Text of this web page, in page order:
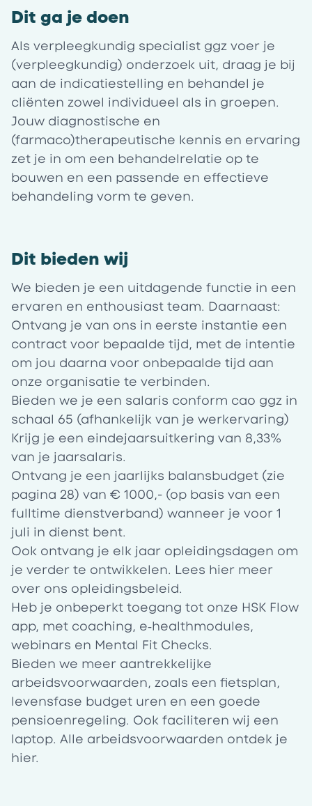
Dit ga je doen
Als verpleegkundig specialist ggz voer je
(verpleegkundig) onderzoek uit, draag je bij
aan de indicatiestelling en behandel je
cliënten zowel individueel als in groepen.
Jouw diagnostische en
(farmaco)therapeutische kennis en ervaring
zet je in om een behandelrelatie op te
bouwen en een passende en effectieve
behandeling vorm te geven.
Dit bieden wij
We bieden je een uitdagende functie in een
ervaren en enthousiast team. Daarnaast:
Ontvang je van ons in eerste instantie een
contract voor bepaalde tijd, met de intentie
om jou daarna voor onbepaalde tijd aan
onze organisatie te verbinden.
Bieden we je een salaris conform cao ggz in
schaal 65 (afhankelijk van je werkervaring)
Krijg je een eindejaarsuitkering van 8,33%
van je jaarsalaris.
Ontvang je een jaarlijks balansbudget (zie
pagina 28) van € 1000,- (op basis van een
fulltime dienstverband) wanneer je voor 1
juli in dienst bent.
Ook ontvang je elk jaar opleidingsdagen om
je verder te ontwikkelen. Lees hier meer
over ons opleidingsbeleid.
Heb je onbeperkt toegang tot onze HSK Flow
app, met coaching, e‑healthmodules,
webinars en Mental Fit Checks.
Bieden we meer aantrekkelijke
arbeidsvoorwaarden, zoals een fietsplan,
levensfase budget uren en een goede
pensioenregeling. Ook faciliteren wij een
laptop. Alle arbeidsvoorwaarden ontdek je
hier.